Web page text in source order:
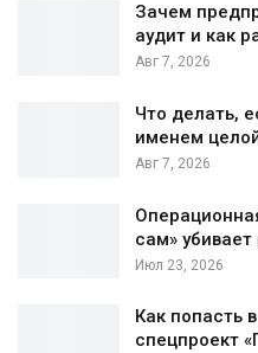
Зачем
аудит и как
Авг 7, 2026
Что делать,
именем
Авг 7, 2026
сам» убивает
Июл 23, 2026
Как попасть
спецпроект